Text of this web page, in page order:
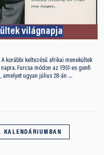
világnapja
korábbi keltezésű afrikai menekültek
Furcsa módon az 1951-es genfi
amelyet ugyan július 28-án …
KALENDÁRIUMBAN